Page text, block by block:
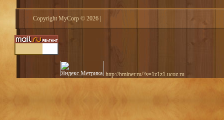
Copyright MyCorp © 2026
http://bminer.ru/?s=1z1z1.ucoz.ru